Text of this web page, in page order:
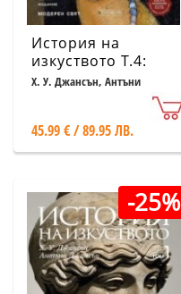
История на
изкуството Т.4:
Модерен свят
издание)
Х. У. Джансън, Антъни
45.99 € / 89.95 ЛВ.
-25%